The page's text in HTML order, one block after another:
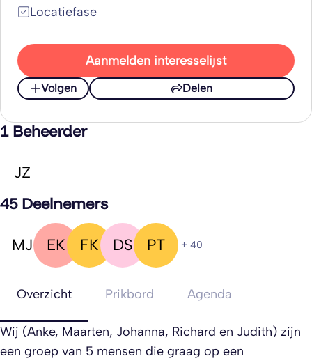
Locatiefase
Aanmelden interesselijst
Volgen Delen
1 Beheerder
JZ
45 Deelnemers
MJ EK FK DS PT + 40
Overzicht Prikbord Agenda
Wij (Anke, Maarten, Johanna, Richard en Judith) zijn
een groep van 5 mensen die graag op een